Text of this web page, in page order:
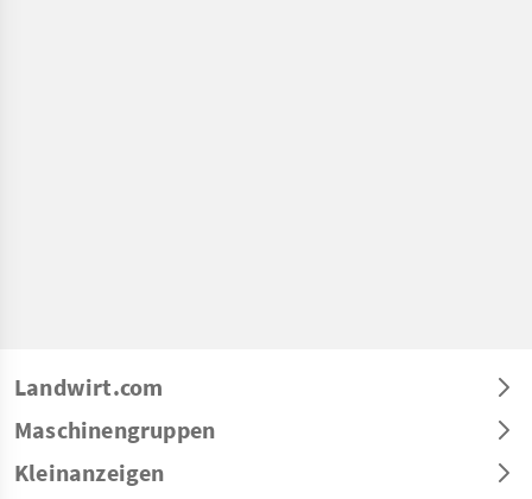
Landwirt.com
Maschinengruppen
Kleinanzeigen